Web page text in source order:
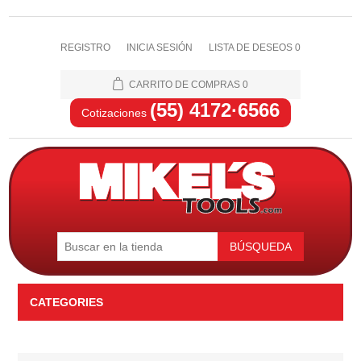
REGISTRO INICIA SESIÓN LISTA DE DESEOS 0
CARRITO DE COMPRAS 0
Cotizaciones (55) 4172·6566
BÚSQUEDA
CATEGORIES